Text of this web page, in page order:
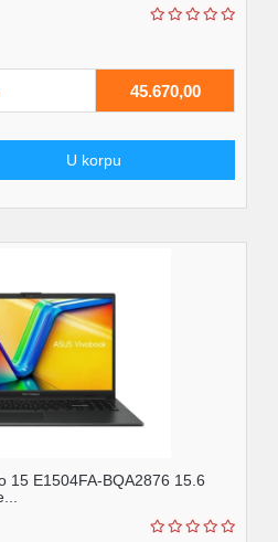
45.670,00
U korpu
15 E1504FA-BQA2876 15.6